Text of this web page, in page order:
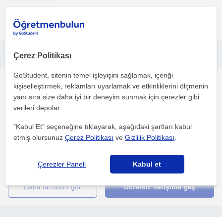
daha fazlasını gör
Psikoloji
Kuyucak Aydin, Kuyucak (...
Merhaba! Ben Psikolog ve Aile Danışmanı Eray ARSLAN,
psikolojiye tutkulu bir uzmanım ve size özel derslerle yardımc...
1. ders ücretsiz
daha fazlasını gör Ücretsiz iletişime geç
Çerez Politikası
GoStudent, sitenin temel işleyişini sağlamak, içeriği
kişiselleştirmek, reklamları uyarlamak ve etkinliklerini ölçmenin
yanı sıra size daha iyi bir deneyim sunmak için çerezler gibi
verileri depolar.
"Kabul Et" seçeneğine tıklayarak, aşağıdaki şartları kabul
etmiş olursunuzÇerez Politikası veGizlilik Politikası
Çerezler Paneli Kabul et